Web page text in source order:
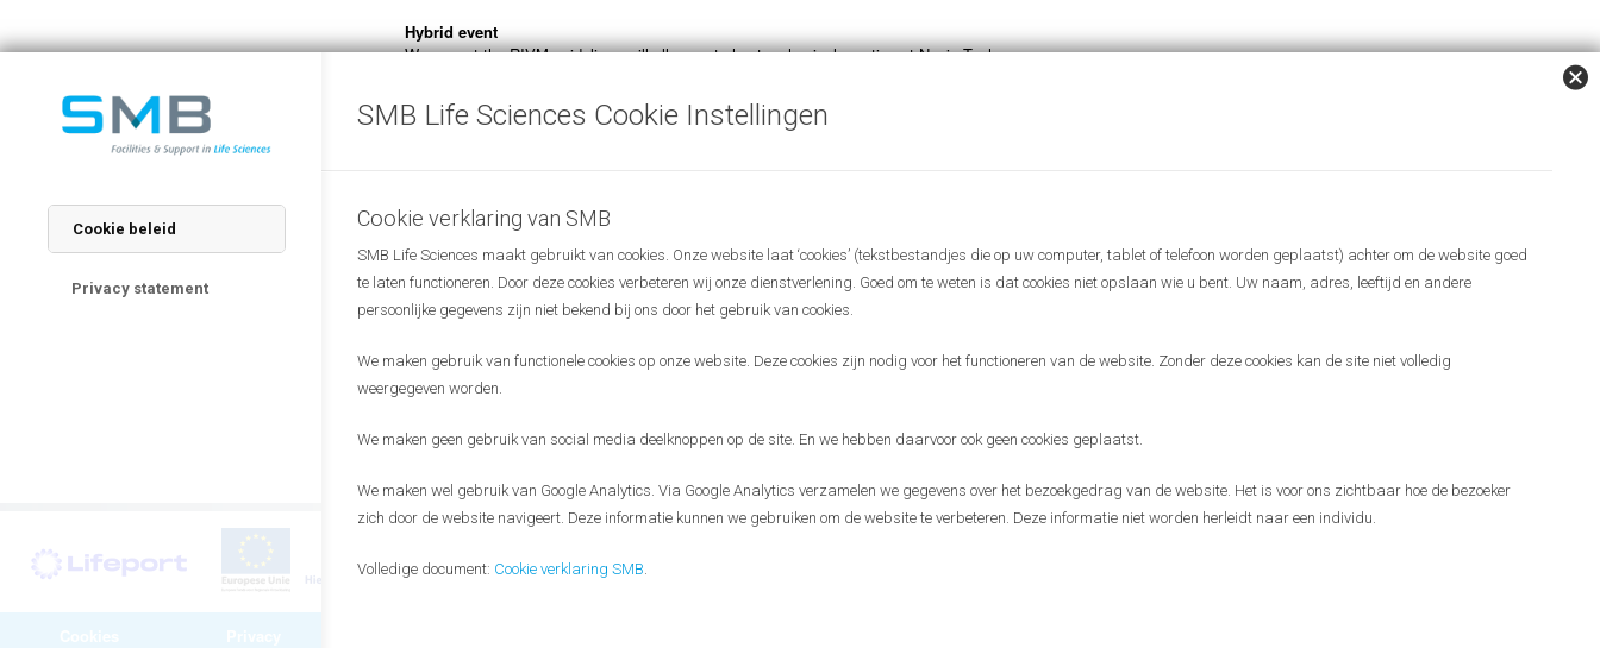
Hybrid event
We expect the RIVM guidelines will allow us to host a physical meeting at Novio Tech
streamed online as well.
in your network!
We look forward to meeting you!
The
SMB Life Sciences Cookie Instellingen
Cookie beleid
Privacy statement
Cookie verklaring van SMB
SMB Life Sciences maakt gebruikt van cookies. Onze website laat ‘cookies’ (tekstbestandjes die op uw computer, tablet of telefoon worden geplaatst) achter om de website goed
te laten functioneren. Door deze cookies verbeteren wij onze dienstverlening. Goed om te weten is dat cookies niet opslaan wie u bent. Uw naam, adres, leeftijd en andere
persoonlijke gegevens zijn niet bekend bij ons door het gebruik van cookies.
We maken gebruik van functionele cookies op onze website. Deze cookies zijn nodig voor het functioneren van de website. Zonder deze cookies kan de site niet volledig
weergegeven worden.
We maken geen gebruik van social media deelknoppen op de site. En we hebben daarvoor ook geen cookies geplaatst.
We maken wel gebruik van Google Analytics. Via Google Analytics verzamelen we gegevens over het bezoekgedrag van de website. Het is voor ons zichtbaar hoe de bezoeker
zich door de website navigeert. Deze informatie kunnen we gebruiken om de website te verbeteren. Deze informatie niet worden herleidt naar een individu.
Volledige document: Cookie verklaring SMB.